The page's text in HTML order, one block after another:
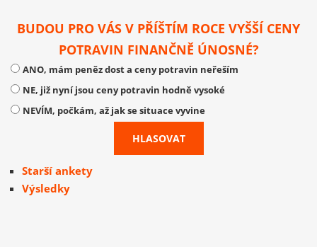
BUDOU PRO VÁS V PŘÍŠTÍM ROCE VYŠŠÍ CENY
POTRAVIN FINANČNĚ ÚNOSNÉ?
ANO, mám peněz dost a ceny potravin neřeším
NE, již nyní jsou ceny potravin hodně vysoké
NEVÍM, počkám, až jak se situace vyvine
Starší ankety
Výsledky